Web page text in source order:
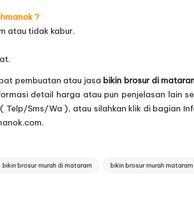
?
atau tidak kabur.
pembuatan atau jasa bikin brosur di
detail harga atau pun penjelasan lain
Telp/Sms/Wa ), atau silahkan klik di bagian
bikin brosur murah di mataram bikin brosur murah mataram